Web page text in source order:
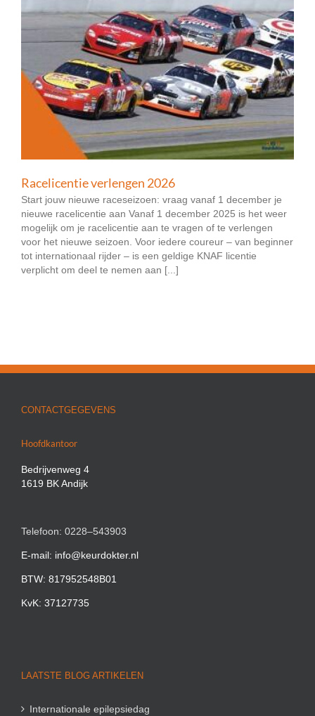
Racelicentie verlengen 2026
Start jouw nieuwe raceseizoen: vraag vanaf 1 december je
nieuwe racelicentie aan Vanaf 1 december 2025 is het weer
mogelijk om je racelicentie aan te vragen of te verlengen
voor het nieuwe seizoen. Voor iedere coureur – van beginner
tot internationaal rijder – is een geldige KNAF licentie
verplicht om deel te nemen aan [...]
CONTACTGEGEVENS
Hoofdkantoor
Bedrijvenweg 4
1619 BK Andijk
Telefoon: 0228–543903
E-mail: info@keurdokter.nl
BTW: 817952548B01
KvK: 37127735
LAATSTE BLOG ARTIKELEN
Internationale epilepsiedag